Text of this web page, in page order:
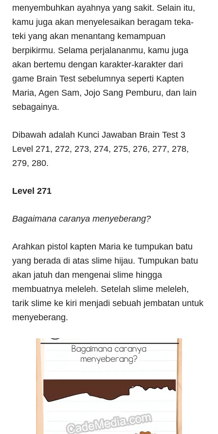
menyembuhkan ayahnya yang sakit. Selain itu,
kamu juga akan menyelesaikan beragam teka-
teki yang akan menantang kemampuan
berpikirmu. Selama perjalananmu, kamu juga
akan bertemu dengan karakter-karakter dari
game Brain Test sebelumnya seperti Kapten
Maria, Agen Sam, Jojo Sang Pemburu, dan lain
sebagainya.
Dibawah adalah Kunci Jawaban Brain Test 3
Level 271, 272, 273, 274, 275, 276, 277, 278,
279, 280.
Level 271
Bagaimana caranya menyeberang?
Arahkan pistol kapten Maria ke tumpukan batu
yang berada di atas slime hijau. Tumpukan batu
akan jatuh dan mengenai slime hingga
membuatnya meleleh. Setelah slime meleleh,
tarik slime ke kiri menjadi sebuah jembatan untuk
menyeberang.